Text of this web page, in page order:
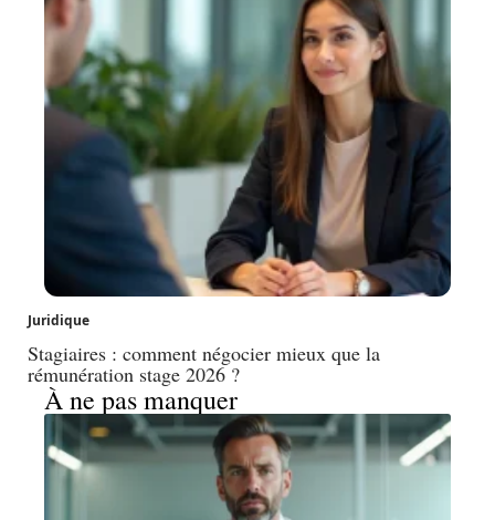
Juridique
Stagiaires : comment négocier mieux que la
rémunération stage 2026 ?
À ne pas manquer